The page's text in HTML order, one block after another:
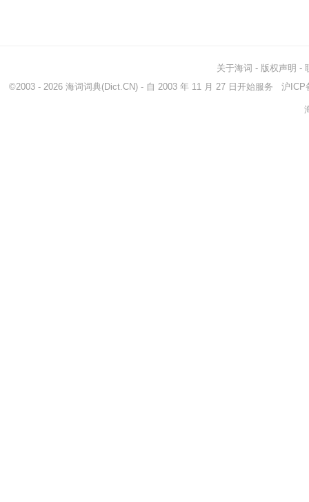
关于海词 - 版权声明 -
©2003 - 2026 海词词典(Dict.CN) - 自 2003 年 11 月 27 日开始服务 沪ICP